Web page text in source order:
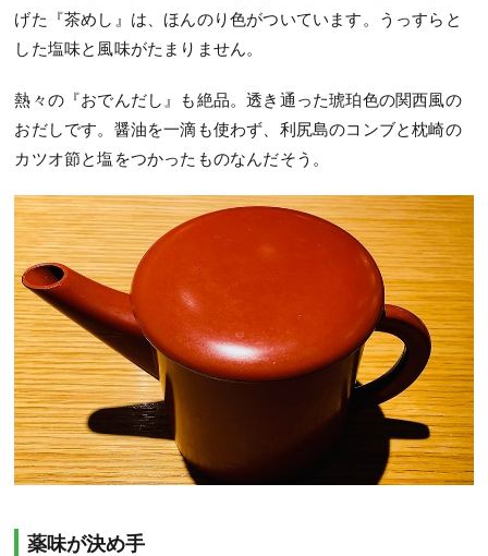
げた『茶めし』は、ほんのり色がついています。うっすらと
した塩味と風味がたまりません。
熱々の『おでんだし』も絶品。透き通った琥珀色の関西風の
おだしです。醤油を一滴も使わず、利尻島のコンブと枕崎の
カツオ節と塩をつかったものなんだそう。
薬味が決め手